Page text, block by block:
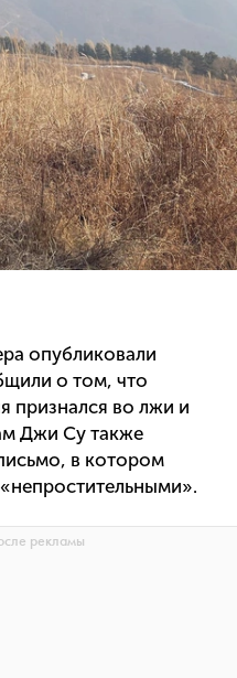
опубликовали
о том, что
признался во лжи и
Джи Су также
в котором